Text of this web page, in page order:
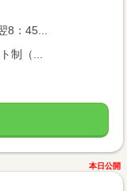
8：45...
制（...
本日公開